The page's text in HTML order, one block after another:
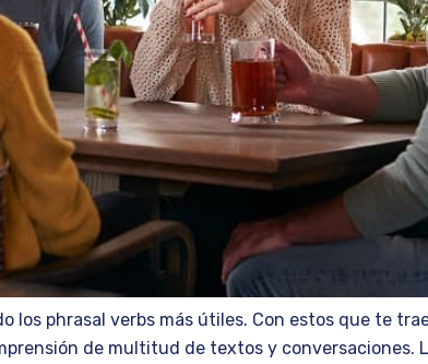
los phrasal verbs más útiles. Con estos que te
de multitud de textos y conversaciones.